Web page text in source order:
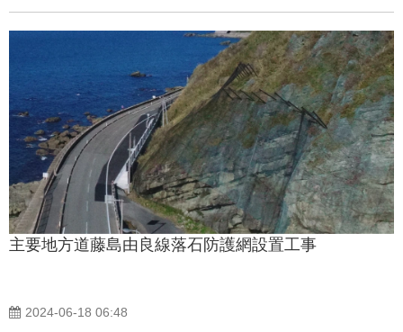
主要地方道藤島由良線落石防護網設置工事
2024-06-18 06:48